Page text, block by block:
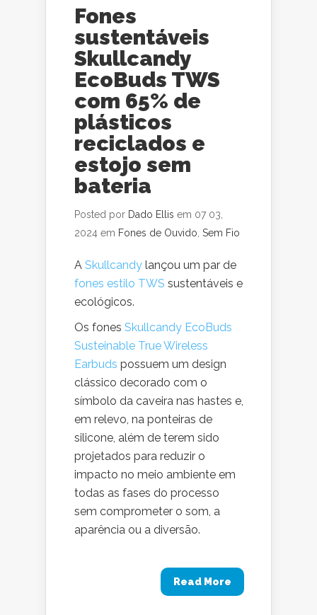
Fones
sustentáveis
Skullcandy
EcoBuds TWS
com 65% de
plásticos
reciclados e
estojo sem
bateria
Posted por Dado Ellis em 07 03,
2024 em Fones de Ouvido Sem Fio
A Skullcandy lançou um par de
fones estilo TWS sustentáveis e
ecológicos.
Os fones Skullcandy EcoBuds
Susteinable True Wireless
Earbuds possuem um design
clássico decorado com o
símbolo da caveira nas hastes e,
em relevo, na ponteiras de
silicone, além de terem sido
projetados para reduzir o
impacto no meio ambiente em
todas as fases do processo
sem comprometer o som, a
aparência ou a diversão.
Read More